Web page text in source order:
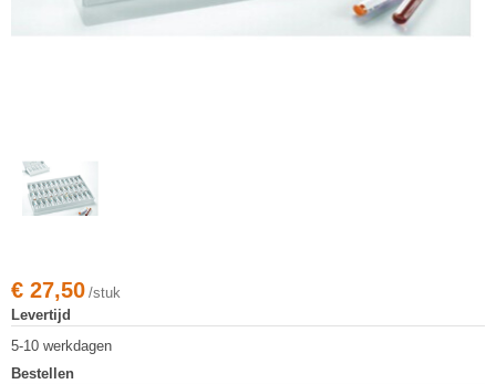
€ 27,50 /stuk
Levertijd
5-10 werkdagen
Bestellen